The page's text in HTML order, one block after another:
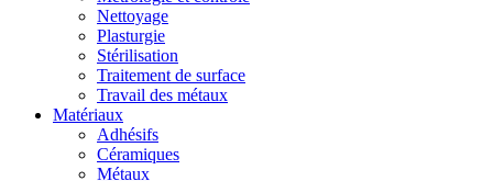
Nettoyage
Plasturgie
Stérilisation
Traitement de surface
Travail des métaux
Matériaux
Adhésifs
Céramiques
Métaux